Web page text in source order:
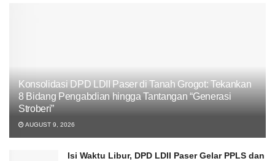
Konsolidasi DPD LDII Paser di Tanah Grogot: Tekankan
8 Bidang Pengabdian hingga Tantangan “Generasi
Stroberi”
AUGUST 9, 2026
Isi Waktu Libur, DPD LDII Paser Gelar PPLS dan